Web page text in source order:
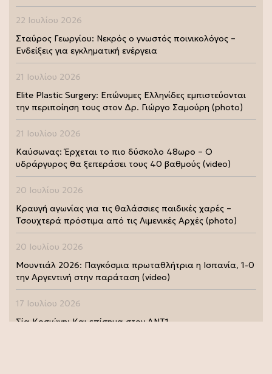
22 Ιουλίου 2026
Σταύρος Γεωργίου: Νεκρός ο γνωστός ποινικολόγος –
Ενδείξεις για εγκληματική ενέργεια
21 Ιουλίου 2026
Elite Plastic Surgery: Επώνυμες Ελληνίδες εμπιστεύονται
την περιποίηση τους στον Δρ. Γιώργο Σαμούρη (photo)
21 Ιουλίου 2026
Καύσωνας: Έρχεται το πιο δύσκολο 48ωρο – Ο
υδράργυρος θα ξεπεράσει τους 40 βαθμούς (video)
20 Ιουλίου 2026
Κραυγή αγωνίας για τις θαλάσσιες παιδικές χαρές –
Τσουχτερά πρόστιμα από τις Λιμενικές Αρχές (photo)
20 Ιουλίου 2026
Μουντιάλ 2026: Παγκόσμια πρωταθλήτρια η Ισπανία, 1-0
την Αργεντινή στην παράταση (video)
17 Ιουλίου 2026
Σία Κοσιώνη: Και επίσημα στον ΑΝΤ1